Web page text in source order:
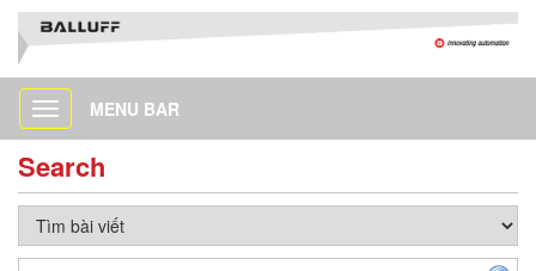
Toggle
navigation
MENU BAR
Search